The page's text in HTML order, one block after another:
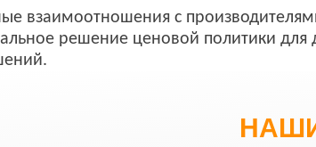
взаимоотношения с
решение ценовой политики для